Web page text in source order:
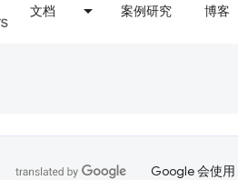
文档 案例研究 博客
Google 会使用